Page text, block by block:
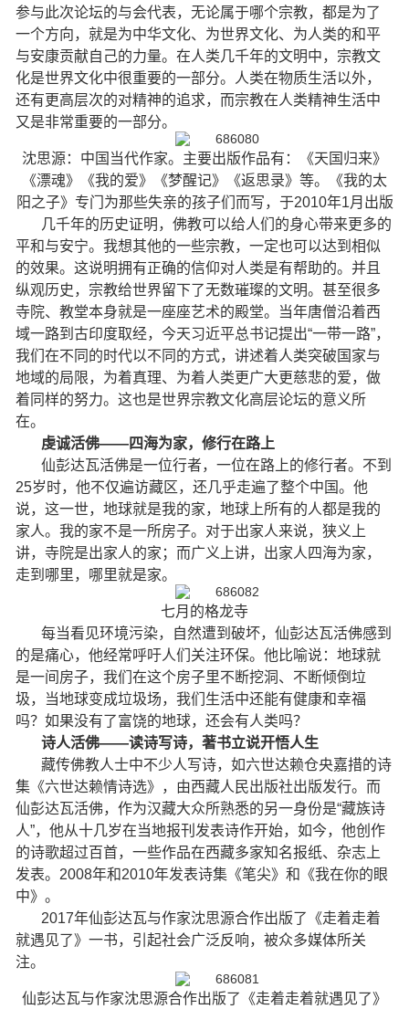
参与此次论坛的与会代表，无论属于哪个宗教，都是为了
一个方向，就是为中华文化、为世界文化、为人类的和平
与安康贡献自己的力量。在人类几千年的文明中，宗教文
化是世界文化中很重要的一部分。人类在物质生活以外，
还有更高层次的对精神的追求，而宗教在人类精神生活中
又是非常重要的一部分。
沈思源：中国当代作家。主要出版作品有：《天国归来》
《漂魂》《我的爱》《梦醒记》《返思录》等。《我的太
阳之子》专门为那些失亲的孩子们而写，于2010年1月出版
几千年的历史证明，佛教可以给人们的身心带来更多的
平和与安宁。我想其他的一些宗教，一定也可以达到相似
的效果。这说明拥有正确的信仰对人类是有帮助的。并且
纵观历史，宗教给世界留下了无数璀璨的文明。甚至很多
寺院、教堂本身就是一座座艺术的殿堂。当年唐僧沿着西
域一路到古印度取经，今天习近平总书记提出“一带一路”，
我们在不同的时代以不同的方式，讲述着人类突破国家与
地域的局限，为着真理、为着人类更广大更慈悲的爱，做
着同样的努力。这也是世界宗教文化高层论坛的意义所
在。
虔诚活佛——四海为家，修行在路上
仙彭达瓦活佛是一位行者，一位在路上的修行者。不到
25岁时，他不仅遍访藏区，还几乎走遍了整个中国。他
说，这一世，地球就是我的家，地球上所有的人都是我的
家人。我的家不是一所房子。对于出家人来说，狭义上
讲，寺院是出家人的家；而广义上讲，出家人四海为家，
走到哪里，哪里就是家。
七月的格龙寺
每当看见环境污染，自然遭到破坏，仙彭达瓦活佛感到
的是痛心，他经常呼吁人们关注环保。他比喻说：地球就
是一间房子，我们在这个房子里不断挖洞、不断倾倒垃
圾，当地球变成垃圾场，我们生活中还能有健康和幸福
吗？如果没有了富饶的地球，还会有人类吗？
诗人活佛——读诗写诗，著书立说开悟人生
藏传佛教人士中不少人写诗，如六世达赖仓央嘉措的诗
集《六世达赖情诗选》，由西藏人民出版社出版发行。而
仙彭达瓦活佛，作为汉藏大众所熟悉的另一身份是“藏族诗
人”，他从十几岁在当地报刊发表诗作开始，如今，他创作
的诗歌超过百首，一些作品在西藏多家知名报纸、杂志上
发表。2008年和2010年发表诗集《笔尖》和《我在你的眼
中》。
2017年仙彭达瓦与作家沈思源合作出版了《走着走着
就遇见了》一书，引起社会广泛反响，被众多媒体所关
注。
仙彭达瓦与作家沈思源合作出版了《走着走着就遇见了》